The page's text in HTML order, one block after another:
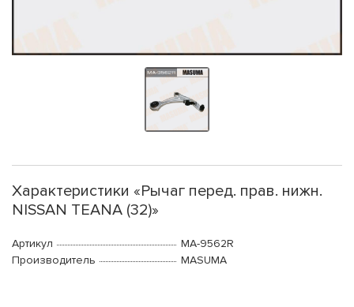
Характеристики «Рычаг перед. прав. нижн.
NISSAN TEANA (32)»
Артикул
MA-9562R
Производитель
MASUMA